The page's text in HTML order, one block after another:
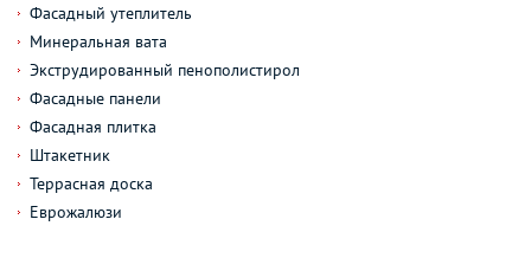
Фасадный утеплитель
Минеральная вата
Экструдированный пенополистирол
Фасадные панели
Фасадная плитка
Штакетник
Террасная доска
Еврожалюзи